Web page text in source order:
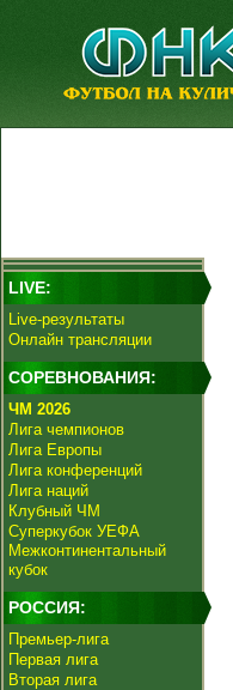
LIVE:
Live-результаты
Онлайн трансляции
СОРЕВНОВАНИЯ:
ЧМ 2026
Лига чемпионов
Лига Европы
Лига конференций
Лига наций
Клубный ЧМ
Суперкубок УЕФА
Межконтинентальный
кубок
РОССИЯ:
Премьер-лига
Первая лига
Вторая лига